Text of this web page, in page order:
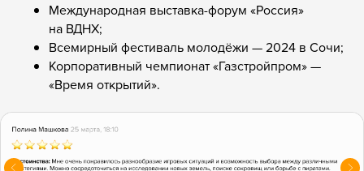
Международная выставка-форум «Россия»
на ВДНХ;
Всемирный фестиваль молодёжи — 2024 в Сочи;
Корпоративный чемпионат «Газстройпром» —
«Время открытий».